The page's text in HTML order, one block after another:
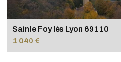
Sainte Foy lès Lyon 69110
1 040 €